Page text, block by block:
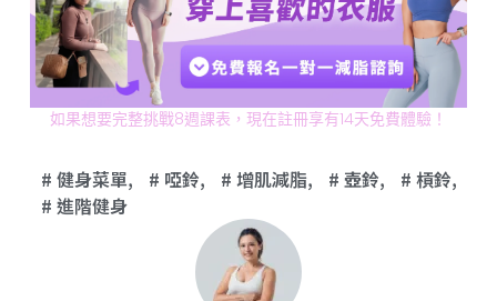
如果想要完整挑戰8週課表，現在註冊享有14天免費體驗！
健身菜單, 啞鈴, 增肌減脂, 壺鈴, 槓鈴,
進階健身